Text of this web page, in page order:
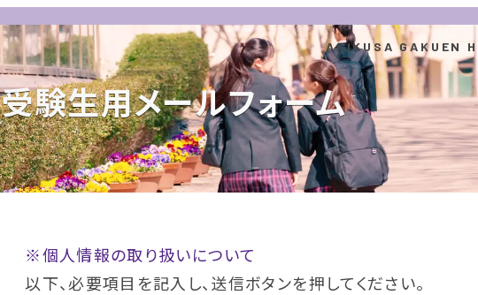
受験生用メールフォーム
※個人情報の取り扱いについて
以下、必要項目を記入し、送信ボタンを押してください。